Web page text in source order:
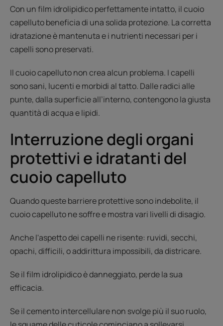
Con un film idrolipidico perfettamente intatto, il cuoio
capelluto beneficia di una solida protezione. La corretta
idratazione è mantenuta e i nutrienti necessari per i
capelli sono preservati.
Il cuoio capelluto non crea alcun problema. I capelli
sono sani, lucenti e morbidi al tatto. Dalle radici alle
punte, dalla superficie all’interno, contengono la giusta
quantità di acqua e lipidi.
Interruzione degli organi
protettivi e idratanti del
cuoio capelluto
Quando queste barriere protettive sono indebolite, il
cuoio capelluto ne soffre e mostra vari livelli di disagio.
Anche l'aspetto dei capelli ne risente: ruvidi, secchi,
opachi, difficili, o addirittura impossibili, da districare.
Se il film idrolipidico è danneggiato, perde la sua
efficacia.
Se il cemento intercellulare non svolge più il suo ruolo,